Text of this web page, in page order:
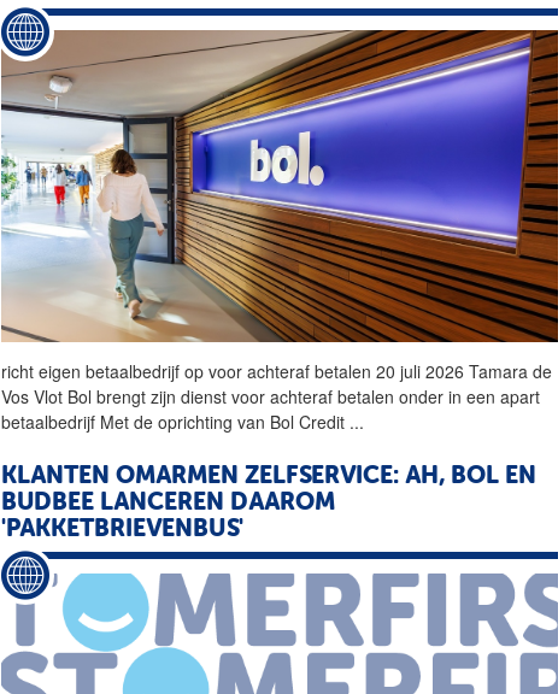
richt eigen betaalbedrijf op voor achteraf betalen 20 juli 2026 Tamara de
Vos Vlot Bol brengt zijn dienst voor achteraf betalen onder in een apart
betaalbedrijf Met de oprichting van Bol Credit ...
KLANTEN OMARMEN ZELFSERVICE: AH, BOL EN
BUDBEE LANCEREN DAAROM
'PAKKETBRIEVENBUS'